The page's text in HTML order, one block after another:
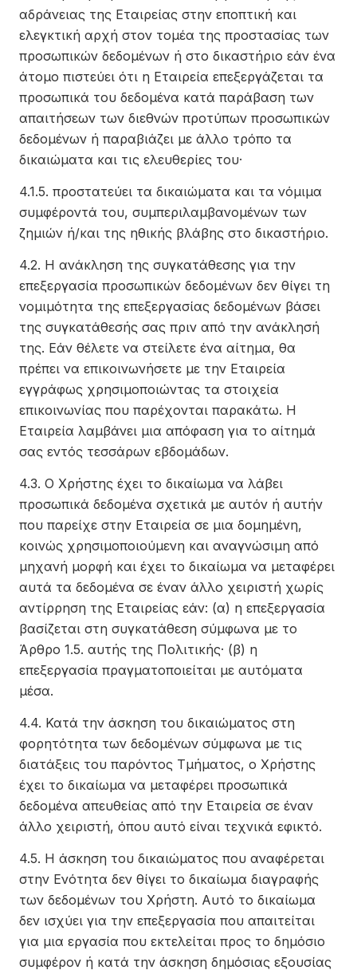
αδράνειας της Εταιρείας στην εποπτική και
ελεγκτική αρχή στον τομέα της προστασίας των
προσωπικών δεδομένων ή στο δικαστήριο εάν ένα
άτομο πιστεύει ότι η Εταιρεία επεξεργάζεται τα
προσωπικά του δεδομένα κατά παράβαση των
απαιτήσεων των διεθνών προτύπων προσωπικών
δεδομένων ή παραβιάζει με άλλο τρόπο τα
δικαιώματα και τις ελευθερίες του·
4.1.5. προστατεύει τα δικαιώματα και τα νόμιμα
συμφέροντά του, συμπεριλαμβανομένων των
ζημιών ή/και της ηθικής βλάβης στο δικαστήριο.
4.2. Η ανάκληση της συγκατάθεσης για την
επεξεργασία προσωπικών δεδομένων δεν θίγει τη
νομιμότητα της επεξεργασίας δεδομένων βάσει
της συγκατάθεσής σας πριν από την ανάκλησή
της. Εάν θέλετε να στείλετε ένα αίτημα, θα
πρέπει να επικοινωνήσετε με την Εταιρεία
εγγράφως χρησιμοποιώντας τα στοιχεία
επικοινωνίας που παρέχονται παρακάτω. Η
Εταιρεία λαμβάνει μια απόφαση για το αίτημά
σας εντός τεσσάρων εβδομάδων.
4.3. Ο Χρήστης έχει το δικαίωμα να λάβει
προσωπικά δεδομένα σχετικά με αυτόν ή αυτήν
που παρείχε στην Εταιρεία σε μια δομημένη,
κοινώς χρησιμοποιούμενη και αναγνώσιμη από
μηχανή μορφή και έχει το δικαίωμα να μεταφέρει
αυτά τα δεδομένα σε έναν άλλο χειριστή χωρίς
αντίρρηση της Εταιρείας εάν: (α) η επεξεργασία
βασίζεται στη συγκατάθεση σύμφωνα με το
Άρθρο 1.5. αυτής της Πολιτικής· (β) η
επεξεργασία πραγματοποιείται με αυτόματα
μέσα.
4.4. Κατά την άσκηση του δικαιώματος στη
φορητότητα των δεδομένων σύμφωνα με τις
διατάξεις του παρόντος Τμήματος, ο Χρήστης
έχει το δικαίωμα να μεταφέρει προσωπικά
δεδομένα απευθείας από την Εταιρεία σε έναν
άλλο χειριστή, όπου αυτό είναι τεχνικά εφικτό.
4.5. Η άσκηση του δικαιώματος που αναφέρεται
στην Ενότητα δεν θίγει το δικαίωμα διαγραφής
των δεδομένων του Χρήστη. Αυτό το δικαίωμα
δεν ισχύει για την επεξεργασία που απαιτείται
για μια εργασία που εκτελείται προς το δημόσιο
συμφέρον ή κατά την άσκηση δημόσιας εξουσίας